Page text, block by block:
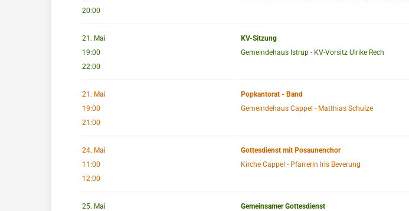
20:00
21. Mai
19:00
22:00
KV-Sitzung
Gemeindehaus Istrup - KV-Vorsitz Ulrike Rech
21. Mai
19:00
21:00
Popkantorat - Band
Gemeindehaus Cappel - Matthias Schulze
24. Mai
11:00
12:00
Gottesdienst mit Posaunenchor
Kirche Cappel - Pfarrerin Iris Beverung
25. Mai
Gemeinsamer Gottesdienst